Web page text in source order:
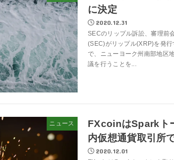
に決定
2020.12.31
SECのリップル訴訟、審理前
(SEC)がリップル(XRP)を発
で、ニューヨーク州南部地区
議を行うことを...
ニュース
FXcoinはSparkト
内仮想通貨取引所
2020.12.01